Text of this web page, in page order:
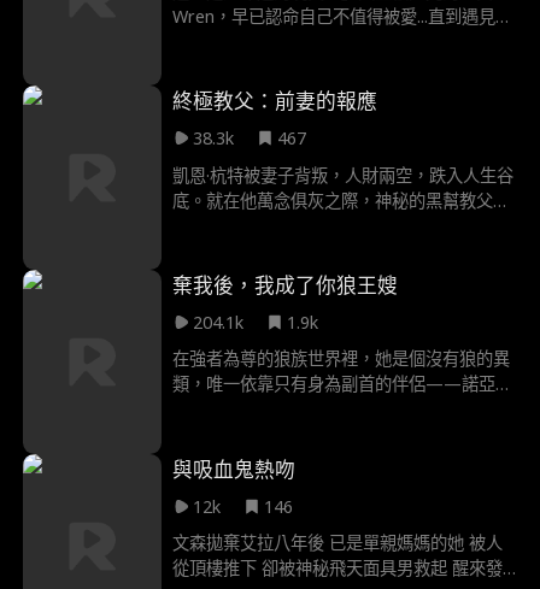
Wren，早已認命自己不值得被愛...直到遇見那
道的是——這位Alpha身上，也帶著足以毀滅
愛情的可怕詛咒...
終極教父：前妻的報應
38.3k
467
凱恩·杭特被妻子背叛，人財兩空，跌入人生谷
底。就在他萬念俱灰之際，神秘的黑幫教父路
超級教父。
棄我後，我成了你狼王嫂
204.1k
1.9k
在強者為尊的狼族世界裡，她是個沒有狼的異
類，唯一依靠只有身為副首的伴侶——諾亞。
入一個更霸道的懷抱——諾亞的哥哥、新月狼
群新歸來的王者：連恩。他從小愛她至今，更
篤定她就是自己唯一的「命定伴侶」。然而，
當嫉妒的情敵設下陷阱、懷恨在心的前任從中
作梗，兩個世界的巨大鴻溝更將他們狠狠撕
與吸血鬼熱吻
12k
146
文森拋棄艾拉八年後 已是單親媽媽的她 被人
從頂樓推下 卻被神秘飛天面具男救起 醒來發